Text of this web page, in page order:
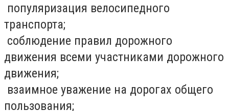
­ популяризация велосипедного
транспорта;
­ соблюдение правил дорожного
движения всеми участниками дорожного
движения;
­ взаимное уважение на дорогах общего
пользования;